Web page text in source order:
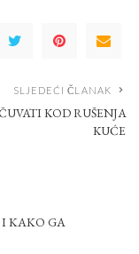
SLJEDEĆI ČLANAK
KOD RUŠENJA
KUĆE
I KAKO GA